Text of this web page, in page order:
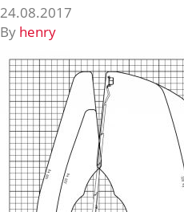
24.08.2017
By henry